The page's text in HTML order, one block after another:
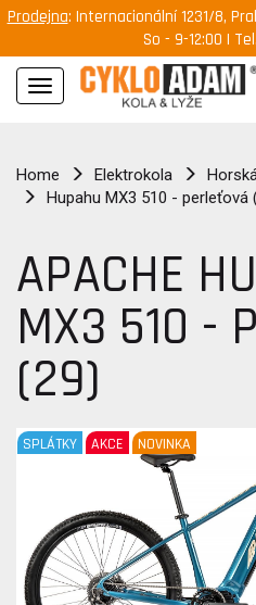
Prodejna: Internacionální 1231/8,
So - 9-12:00 |
Navigace
Home Elektrokola
Hupahu MX3 510 - perleťová
APACHE
MX3 510 -
(29)
SPLÁTKY AKCE NOVINKA